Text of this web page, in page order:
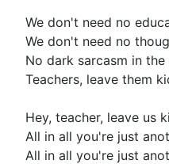
We don't need no
We don't need no
No dark sarcasm in the
Teachers, leave them
Hey, teacher, leave us
All in all you're just
All in all you're just